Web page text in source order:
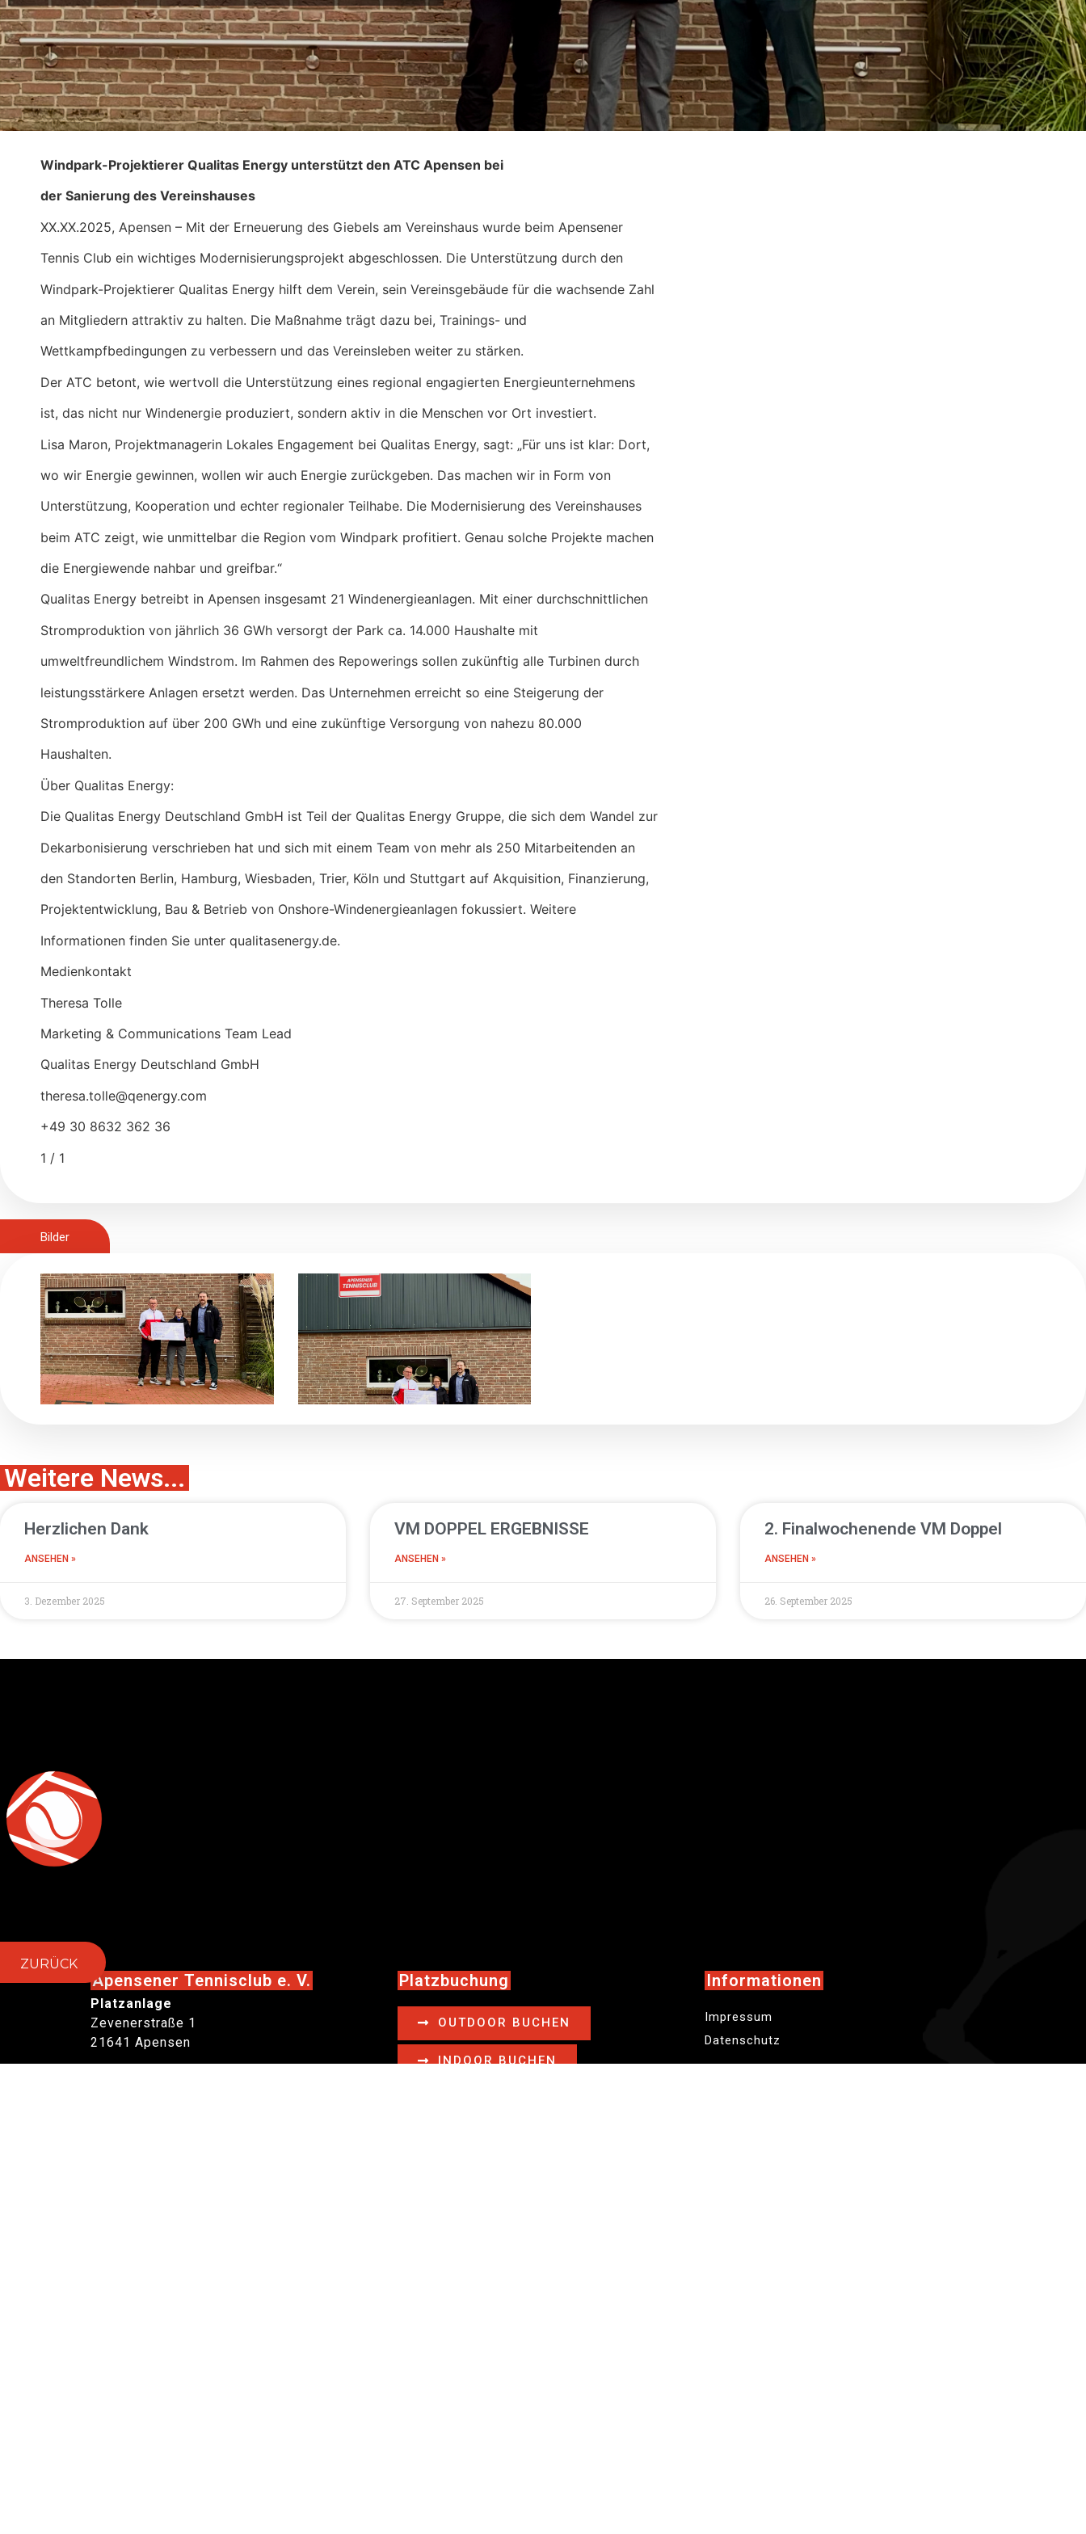
ZURÜCK
Windpark-Projektierer Qualitas Energy unterstützt den ATC Apensen bei
der Sanierung des Vereinshauses
XX.XX.2025, Apensen – Mit der Erneuerung des Giebels am Vereinshaus wurde beim Apensener
Tennis Club ein wichtiges Modernisierungsprojekt abgeschlossen. Die Unterstützung durch den
Windpark-Projektierer Qualitas Energy hilft dem Verein, sein Vereinsgebäude für die wachsende Zahl
an Mitgliedern attraktiv zu halten. Die Maßnahme trägt dazu bei, Trainings- und
Wettkampfbedingungen zu verbessern und das Vereinsleben weiter zu stärken.
Der ATC betont, wie wertvoll die Unterstützung eines regional engagierten Energieunternehmens
ist, das nicht nur Windenergie produziert, sondern aktiv in die Menschen vor Ort investiert.
Lisa Maron, Projektmanagerin Lokales Engagement bei Qualitas Energy, sagt: „Für uns ist klar: Dort,
wo wir Energie gewinnen, wollen wir auch Energie zurückgeben. Das machen wir in Form von
Unterstützung, Kooperation und echter regionaler Teilhabe. Die Modernisierung des Vereinshauses
beim ATC zeigt, wie unmittelbar die Region vom Windpark profitiert. Genau solche Projekte machen
die Energiewende nahbar und greifbar.“
Qualitas Energy betreibt in Apensen insgesamt 21 Windenergieanlagen. Mit einer durchschnittlichen
Stromproduktion von jährlich 36 GWh versorgt der Park ca. 14.000 Haushalte mit
umweltfreundlichem Windstrom. Im Rahmen des Repowerings sollen zukünftig alle Turbinen durch
leistungsstärkere Anlagen ersetzt werden. Das Unternehmen erreicht so eine Steigerung der
Stromproduktion auf über 200 GWh und eine zukünftige Versorgung von nahezu 80.000
Haushalten.
Über Qualitas Energy:
Die Qualitas Energy Deutschland GmbH ist Teil der Qualitas Energy Gruppe, die sich dem Wandel zur
Dekarbonisierung verschrieben hat und sich mit einem Team von mehr als 250 Mitarbeitenden an
den Standorten Berlin, Hamburg, Wiesbaden, Trier, Köln und Stuttgart auf Akquisition, Finanzierung,
Projektentwicklung, Bau & Betrieb von Onshore-Windenergieanlagen fokussiert. Weitere
Informationen finden Sie unter qualitasenergy.de.
Medienkontakt
Theresa Tolle
Marketing & Communications Team Lead
Qualitas Energy Deutschland GmbH
theresa.tolle@qenergy.com
+49 30 8632 362 36
1 / 1
Bilder
Weitere News...
Herzlichen Dank
ANSEHEN »
3. Dezember 2025
VM DOPPEL ERGEBNISSE
ANSEHEN »
27. September 2025
2. Finalwochenende VM Doppel
ANSEHEN »
26. September 2025
Apensener Tennisclub e. V.
Platzanlage
Zevenerstraße 1
21641 Apensen
Platzbuchung
OUTDOOR BUCHEN
INDOOR BUCHEN
Informationen
Impressum
Datenschutz